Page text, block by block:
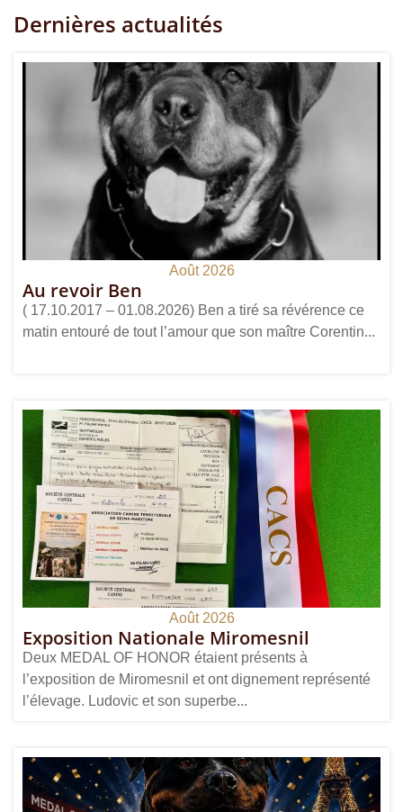
Dernières actualités
Août 2026
Au revoir Ben
( 17.10.2017 – 01.08.2026) Ben a tiré sa révérence ce
matin entouré de tout l’amour que son maître Corentin...
Août 2026
Exposition Nationale Miromesnil
Deux MEDAL OF HONOR étaient présents à
l’exposition de Miromesnil et ont dignement représenté
l’élevage. Ludovic et son superbe...